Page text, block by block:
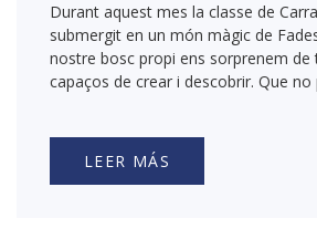
Durant aquest mes la classe de
submergit en un món màgic de
nostre bosc propi ens sorprenem
capaços de crear i descobrir. Que no
LEER MÁS